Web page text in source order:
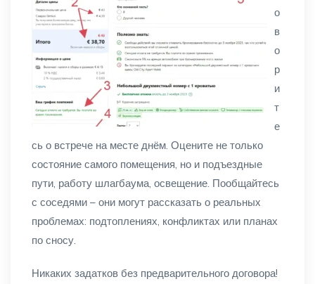
о
в
о
р
и
т
е
сь о встрече на месте днём. Оцените не только
состояние самого помещения, но и подъездные
пути, работу шлагбаума, освещение. Пообщайтесь
с соседями – они могут рассказать о реальных
проблемах: подтоплениях, конфликтах или планах
по сносу.
Никаких задатков без предварительного договора!